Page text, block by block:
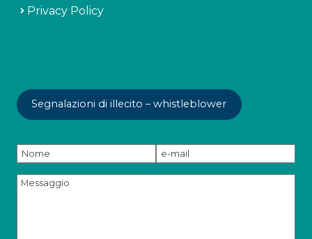
Privacy Policy
Segnalazioni di illecito – whistleblower